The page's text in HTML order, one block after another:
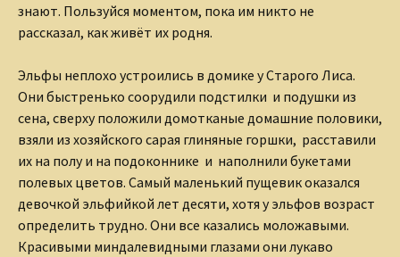
знают. Пользуйся моментом, пока им никто не
рассказал, как живёт их родня.
Эльфы неплохо устроились в домике у Старого Лиса.
Они быстренько соорудили подстилки и подушки из
сена, сверху положили домотканые домашние половики,
взяли из хозяйского сарая глиняные горшки, расставили
их на полу и на подоконнике и наполнили букетами
полевых цветов. Самый маленький пущевик оказался
девочкой эльфийкой лет десяти, хотя у эльфов возраст
определить трудно. Они все казались моложавыми.
Красивыми миндалевидными глазами они лукаво